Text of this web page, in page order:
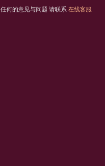
任何的意见与问题 请联系 在线客服